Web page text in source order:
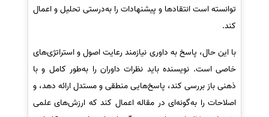
توانسته است انتقادها و پیشنهادات را به‌درستی تحلیل و اعمال
کند.
با این حال، پاسخ به داوری نیازمند رعایت اصول و استراتژی‌های
خاصی است. نویسنده باید نظرات داوران را به‌طور کامل و با
ذهنی باز بررسی کند، پاسخ‌هایی منطقی و مستدل ارائه دهد، و
اصلاحات را به‌گونه‌ای در مقاله اعمال کند که ارزش‌های علمی